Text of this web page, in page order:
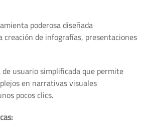
poderosa diseñada
creación de infografías, presentaciones
usuario simplificada que permite
en narrativas visuales
pocos clics.